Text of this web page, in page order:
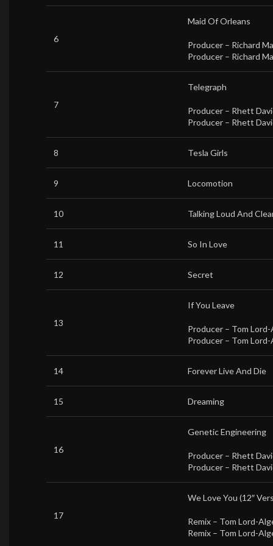
6
Maid Of Orleans
Producer – Richard
Producer – Richard
7
Telegraph
Producer – Rhett
Producer – Rhett
8 Tesla Girls
9 Locomotion
10 Talking Loud And
11 So In Love
12 Secret
13
If You Leave
Producer – Tom
Producer – Tom
14 Forever Live And Die
15 Dreaming
16
Genetic Engineering
Producer – Rhett
Producer – Rhett
17
We Love You (12″
Remix – Tom Lord-
Remix – Tom Lord-